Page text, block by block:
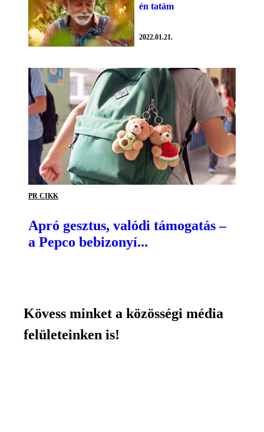
én tatám
2022.01.21.
PR CIKK
Apró gesztus, valódi támogatás –
a Pepco bebizonyí...
Kövess minket a közösségi média
felületeinken is!